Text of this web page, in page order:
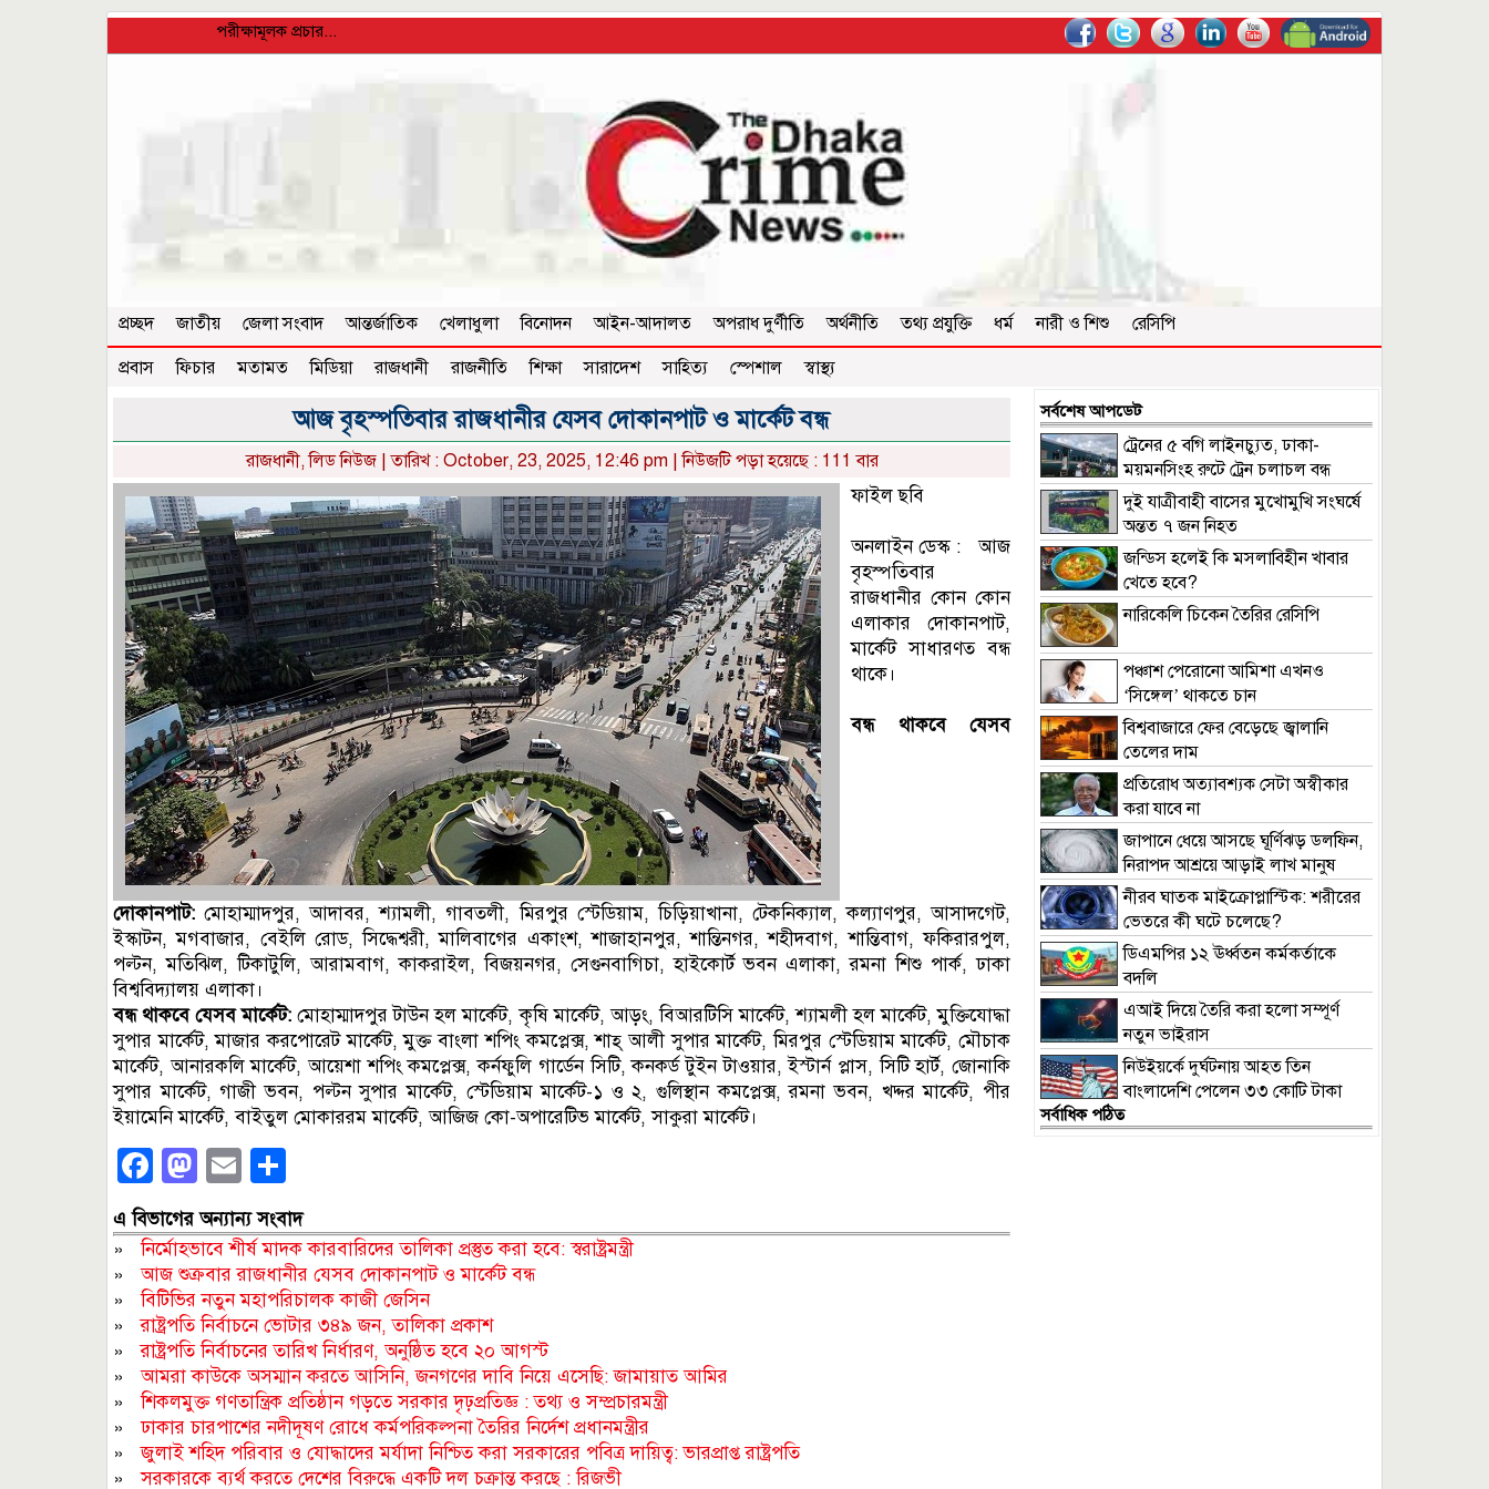
পরীক্ষামূলক প্রচার...
প্রচ্ছদ জাতীয় জেলা সংবাদ আন্তর্জাতিক খেলাধুলা বিনোদন আইন-আদালত অপরাধ দুর্ণীতি অর্থনীতি তথ্য প্রযুক্তি ধর্ম নারী ও শিশু
রেসিপি
প্রবাস
ফিচার মতামত মিডিয়া রাজধানী রাজনীতি শিক্ষা সারাদেশ সাহিত্য স্পেশাল স্বাস্থ্য
আজ বৃহস্পতিবার রাজধানীর যেসব দোকানপাট ও মার্কেট বন্ধ
রাজধানী,লিড নিউজ| তারিখ : October, 23, 2025, 12:46 pm | নিউজটি পড়া হয়েছে : 111 বার
ফাইল ছবি
অনলাইন ডেস্ক : আজ
বৃহস্পতিবার
রাজধানীর কোন কোন
এলাকার দোকানপাট,
মার্কেট সাধারণত বন্ধ
থাকে।
বন্ধ থাকবে যেসব
দোকানপাট:মোহাম্মাদপুর, আদাবর, শ্যামলী, গাবতলী, মিরপুর স্টেডিয়াম, চিড়িয়াখানা, টেকনিক্যাল, কল্যাণপুর, আসাদগেট,
ইস্কাটন, মগবাজার, বেইলি রোড, সিদ্ধেশ্বরী, মালিবাগের একাংশ, শাজাহানপুর, শান্তিনগর, শহীদবাগ, শান্তিবাগ, ফকিরারপুল,
পল্টন, মতিঝিল, টিকাটুলি, আরামবাগ, কাকরাইল, বিজয়নগর, সেগুনবাগিচা, হাইকোর্ট ভবন এলাকা, রমনা শিশু পার্ক, ঢাকা
বিশ্ববিদ্যালয় এলাকা।
বন্ধ থাকবে যেসব মার্কেট: মোহাম্মাদপুর টাউন হল মার্কেট, কৃষি মার্কেট, আড়ং, বিআরটিসি মার্কেট, শ্যামলী হল মার্কেট, মুক্তিযোদ্ধা
সুপার মার্কেট, মাজার করপোরেট মার্কেট, মুক্ত বাংলা শপিং কমপ্লেক্স, শাহ্ আলী সুপার মার্কেট, মিরপুর স্টেডিয়াম মার্কেট, মৌচাক
মার্কেট, আনারকলি মার্কেট, আয়েশা শপিং কমপ্লেক্স, কর্নফুলি গার্ডেন সিটি, কনকর্ড টুইন টাওয়ার, ইস্টার্ন প্লাস, সিটি হার্ট, জোনাকি
সুপার মার্কেট, গাজী ভবন, পল্টন সুপার মার্কেট, স্টেডিয়াম মার্কেট-১ ও ২, গুলিস্থান কমপ্লেক্স, রমনা ভবন, খদ্দর মার্কেট, পীর
ইয়ামেনি মার্কেট, বাইতুল মোকাররম মার্কেট, আজিজ কো-অপারেটিভ মার্কেট, সাকুরা মার্কেট।
Facebook
Mastodon
Email
এ বিভাগের অন্যান্য সংবাদ
»নির্মোহভাবে শীর্ষ মাদক কারবারিদের তালিকা প্রস্তুত করা হবে: স্বরাষ্ট্রমন্ত্রী
»আজ শুক্রবার রাজধানীর যেসব দোকানপাট ও মার্কেট বন্ধ
»বিটিভির নতুন মহাপরিচালক কাজী জেসিন
»রাষ্ট্রপতি নির্বাচনে ভোটার ৩৪৯ জন, তালিকা প্রকাশ
»রাষ্ট্রপতি নির্বাচনের তারিখ নির্ধারণ, অনুষ্ঠিত হবে ২০ আগস্ট
»আমরা কাউকে অসম্মান করতে আসিনি, জনগণের দাবি নিয়ে এসেছি: জামায়াত আমির
»শিকলমুক্ত গণতান্ত্রিক প্রতিষ্ঠান গড়তে সরকার দৃঢ়প্রতিজ্ঞ : তথ্য ও সম্প্রচারমন্ত্রী
»ঢাকার চারপাশের নদীদূষণ রোধে কর্মপরিকল্পনা তৈরির নির্দেশ প্রধানমন্ত্রীর
»জুলাই শহিদ পরিবার ও যোদ্ধাদের মর্যাদা নিশ্চিত করা সরকারের পবিত্র দায়িত্ব: ভারপ্রাপ্ত রাষ্ট্রপতি
»সরকারকে ব্যর্থ করতে দেশের বিরুদ্ধে একটি দল চক্রান্ত করছে : রিজভী
সর্বশেষ আপডেট
ট্রেনের ৫ বগি লাইনচ্যুত, ঢাকা-
ময়মনসিংহ রুটে ট্রেন চলাচল বন্ধ
দুই যাত্রীবাহী বাসের মুখোমুখি সংঘর্ষে
অন্তত ৭ জন নিহত
জন্ডিস হলেই কি মসলাবিহীন খাবার
খেতে হবে?
নারিকেলি চিকেন তৈরির রেসিপি
পঞ্চাশ পেরোনো আমিশা এখনও
‘সিঙ্গেল’ থাকতে চান
বিশ্ববাজারে ফের বেড়েছে জ্বালানি
তেলের দাম
প্রতিরোধ অত্যাবশ্যক সেটা অস্বীকার
করা যাবে না
জাপানে ধেয়ে আসছে ঘূর্ণিঝড় ডলফিন,
নিরাপদ আশ্রয়ে আড়াই লাখ মানুষ
নীরব ঘাতক মাইক্রোপ্লাস্টিক: শরীরের
ভেতরে কী ঘটে চলেছে?
ডিএমপির ১২ ঊর্ধ্বতন কর্মকর্তাকে
বদলি
এআই দিয়ে তৈরি করা হলো সম্পূর্ণ
নতুন ভাইরাস
নিউইয়র্কে দুর্ঘটনায় আহত তিন
বাংলাদেশি পেলেন ৩৩ কোটি টাকা
সর্বাধিক পঠিত